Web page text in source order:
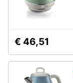
Scopa
Vedi
tutti
€ 46,51